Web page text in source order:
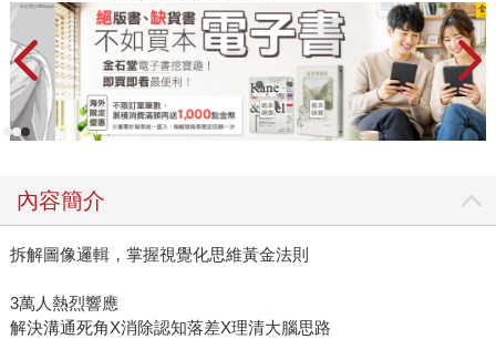
內容簡介
拆解圖像邏輯，掌握視覺化思維黃金法則
3萬人熱烈響應
解決溝通死角X消除認知落差X理清大腦思路